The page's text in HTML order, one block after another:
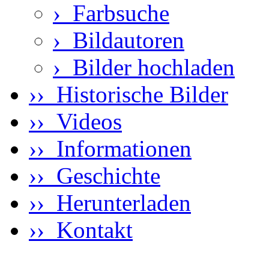
› Farbsuche
› Bildautoren
› Bilder hochladen
›› Historische Bilder
›› Videos
›› Informationen
›› Geschichte
›› Herunterladen
›› Kontakt